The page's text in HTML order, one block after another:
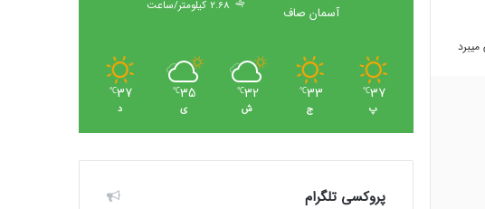
آسمان صاف
2.68 کیلومتر/ساعت
37
℃
پ
33
℃
ج
32
℃
ش
35
℃
ی
37
℃
د
پروکسی تلگرام